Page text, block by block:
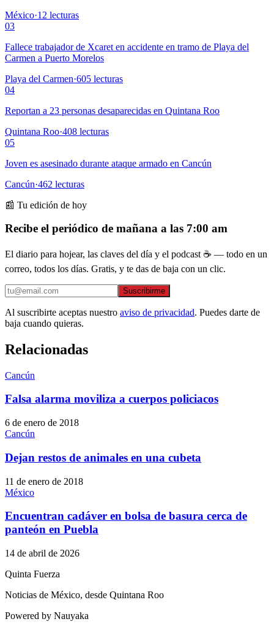
México·12 lecturas
03
Fallece trabajador de Xcaret en accidente en tramo de Playa del
Carmen a Puerto Morelos
Playa del Carmen·605 lecturas
04
Reportan a 23 personas desaparecidas en Quintana Roo
Quintana Roo·408 lecturas
05
Joven es asesinado durante ataque armado en Cancún
Cancún·462 lecturas
📰 Tu edición de hoy
Recibe el periódico de mañana a las 7:00 am
El diario para hojear, las claves del día y el podcast ☕ — todo en un
correo, todos los días. Gratis, y te das de baja con un clic.
Suscribirme
Al suscribirte aceptas nuestro aviso de privacidad. Puedes darte de
baja cuando quieras.
Relacionadas
Cancún
Falsa alarma moviliza a cuerpos policiacos
6 de enero de 2018
Cancún
Dejan restos de animales en una cubeta
11 de enero de 2018
México
Encuentran cadáver en bolsa de basura cerca de
panteón en Puebla
14 de abril de 2026
Quinta Fuerza
Noticias de México, desde Quintana Roo
Powered by Nauyaka